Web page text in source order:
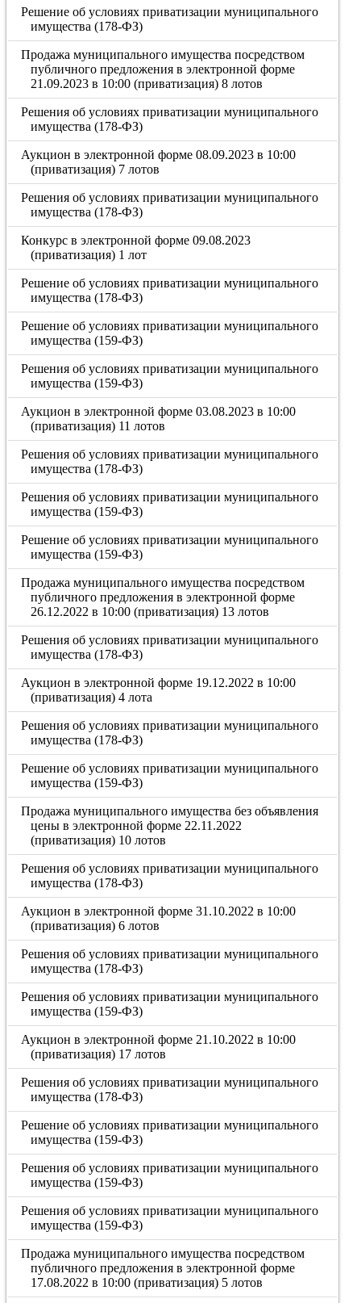
Решение об условиях приватизации муниципального
имущества (178-ФЗ)
Продажа муниципального имущества посредством
публичного предложения в электронной форме
21.09.2023 в 10:00 (приватизация) 8 лотов
Решения об условиях приватизации муниципального
имущества (178-ФЗ)
Аукцион в электронной форме 08.09.2023 в 10:00
(приватизация) 7 лотов
Решения об условиях приватизации муниципального
имущества (178-ФЗ)
Конкурс в электронной форме 09.08.2023
(приватизация) 1 лот
Решение об условиях приватизации муниципального
имущества (178-ФЗ)
Решение об условиях приватизации муниципального
имущества (159-ФЗ)
Решения об условиях приватизации муниципального
имущества (159-ФЗ)
Аукцион в электронной форме 03.08.2023 в 10:00
(приватизация) 11 лотов
Решения об условиях приватизации муниципального
имущества (178-ФЗ)
Решения об условиях приватизации муниципального
имущества (159-ФЗ)
Решение об условиях приватизации муниципального
имущества (159-ФЗ)
Продажа муниципального имущества посредством
публичного предложения в электронной форме
26.12.2022 в 10:00 (приватизация) 13 лотов
Решения об условиях приватизации муниципального
имущества (178-ФЗ)
Аукцион в электронной форме 19.12.2022 в 10:00
(приватизация) 4 лота
Решения об условиях приватизации муниципального
имущества (178-ФЗ)
Решение об условиях приватизации муниципального
имущества (159-ФЗ)
Продажа муниципального имущества без объявления
цены в электронной форме 22.11.2022
(приватизация) 10 лотов
Решения об условиях приватизации муниципального
имущества (178-ФЗ)
Аукцион в электронной форме 31.10.2022 в 10:00
(приватизация) 6 лотов
Решения об условиях приватизации муниципального
имущества (178-ФЗ)
Решения об условиях приватизации муниципального
имущества (159-ФЗ)
Аукцион в электронной форме 21.10.2022 в 10:00
(приватизация) 17 лотов
Решения об условиях приватизации муниципального
имущества (178-ФЗ)
Решение об условиях приватизации муниципального
имущества (159-ФЗ)
Решения об условиях приватизации муниципального
имущества (159-ФЗ)
Решения об условиях приватизации муниципального
имущества (159-ФЗ)
Продажа муниципального имущества посредством
публичного предложения в электронной форме
17.08.2022 в 10:00 (приватизация) 5 лотов